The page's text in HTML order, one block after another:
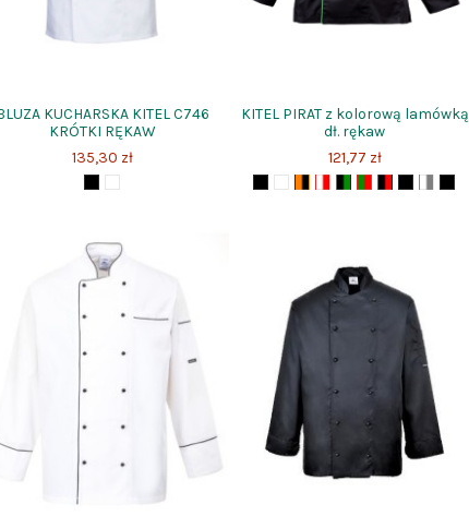
KUCHARSKA KITEL C746
KRÓTKI RĘKAW
135,30 zł
KITEL PIRAT z kolorową lamówką
dł. rękaw
121,77 zł